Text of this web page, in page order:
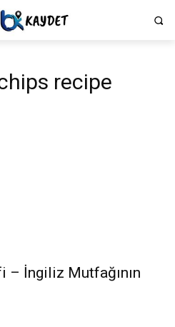
recipe
– İngiliz Mutfağının